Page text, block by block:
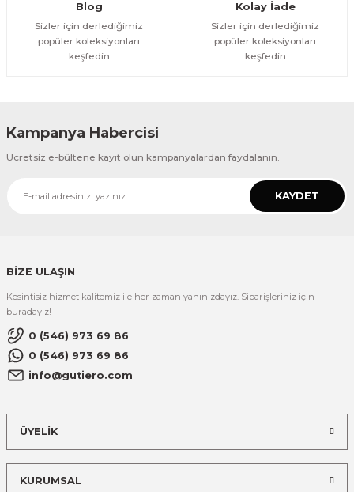
Blog
Sizler için derlediğimiz
popüler koleksiyonları
keşfedin
Kolay İade
Sizler için derlediğimiz
popüler koleksiyonları
keşfedin
Kampanya Habercisi
Ücretsiz e-bültene kayıt olun kampanyalardan faydalanın.
KAYDET
BİZE ULAŞIN
Kesintisiz hizmet kalitemiz ile her zaman yanınızdayız. Siparişleriniz için
buradayız!
0 (546) 973 69 86
0 (546) 973 69 86
info@gutiero.com
ÜYELİK
KURUMSAL